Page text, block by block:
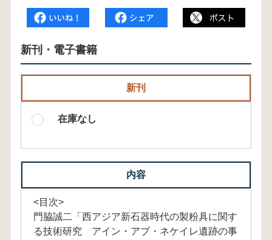
新刊・電子書籍
新刊
在庫なし
内容
<目次>
門脇誠二「西アジア新石器時代の製粉具に関す
る技術研究 アイン・アブ・ネケイレ遺跡の事